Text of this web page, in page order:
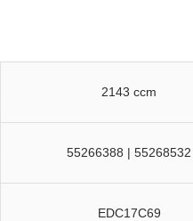
2143 ccm
55266388 | 55268532
EDC17C69